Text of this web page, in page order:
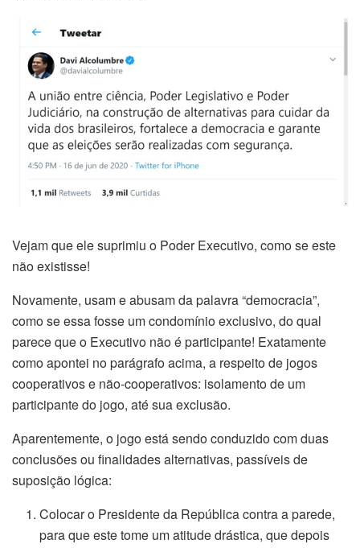
Vejam que ele suprimiu o Poder Executivo, como se este
não existisse!
Novamente, usam e abusam da palavra “democracia”,
como se essa fosse um condomínio exclusivo, do qual
parece que o Executivo não é participante! Exatamente
como apontei no parágrafo acima, a respeito de jogos
cooperativos e não-cooperativos: isolamento de um
participante do jogo, até sua exclusão.
Aparentemente, o jogo está sendo conduzido com duas
conclusões ou finalidades alternativas, passíveis de
suposição lógica:
Colocar o Presidente da República contra a parede,
para que este tome um atitude drástica, que depois